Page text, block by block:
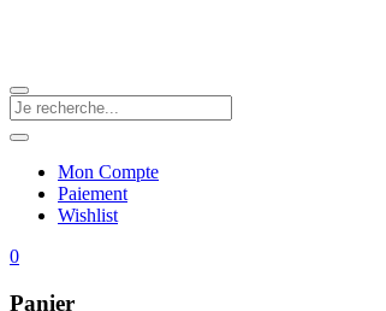
Mon Compte
Paiement
Wishlist
0
Panier